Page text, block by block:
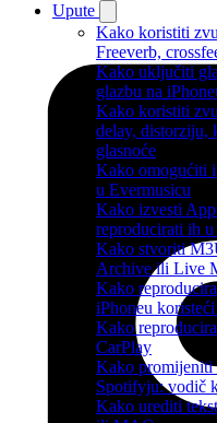
Upute
Kako koristiti
Freeverb,
Kako uključiti
glazbu na
Kako koristiti
delay, distorziju,
glasnoće
Kako omogućiti
u Evermusicu
Kako izvesti
reproducirati ih
Kako stvoriti
Archive ili Live
Kako
iPhoneu
Kako
CarPlay
Kako promijeniti
Spotifyju: vodič
Kako urediti